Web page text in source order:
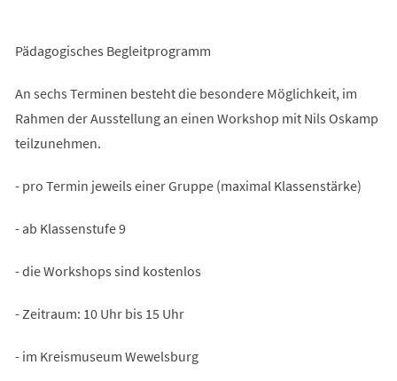
Pädagogisches Begleitprogramm
An sechs Terminen besteht die besondere Möglichkeit, im
Rahmen der Ausstellung an einen Workshop mit Nils Oskamp
teilzunehmen.
- pro Termin jeweils einer Gruppe (maximal Klassenstärke)
- ab Klassenstufe 9
- die Workshops sind kostenlos
- Zeitraum: 10 Uhr bis 15 Uhr
- im Kreismuseum Wewelsburg